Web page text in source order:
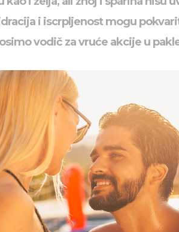
i iscrpljenost mogu
vodič za vruće akcije u